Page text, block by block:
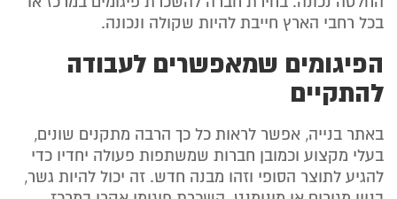
בכל רחבי הארץ חייבת להיות שקולה ונכונה.
הפיגומים שמאפשרים לעבודה
להתקיים
באתר בנייה, אפשר לראות כל כך הרבה מתקנים שונים,
בעלי מקצוע וכמובן חברות שמשתפות פעולה יחדיו כדי
להגיע לתוצר הסופי וזהו מבנה חדש. זה יכול להיות גשר,